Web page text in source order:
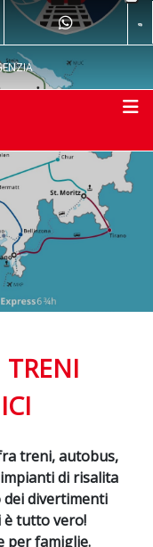
TRENI
treni, autobus,
di risalita
dei divertimenti
è tutto vero!
per famiglie.